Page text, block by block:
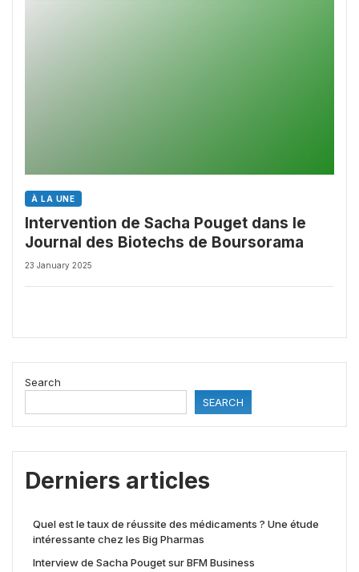
À LA UNE
Intervention de Sacha Pouget dans le
Journal des Biotechs de Boursorama
23 January 2025
Search
SEARCH
Derniers articles
Quel est le taux de réussite des médicaments ? Une étude
intéressante chez les Big Pharmas
Interview de Sacha Pouget sur BFM Business